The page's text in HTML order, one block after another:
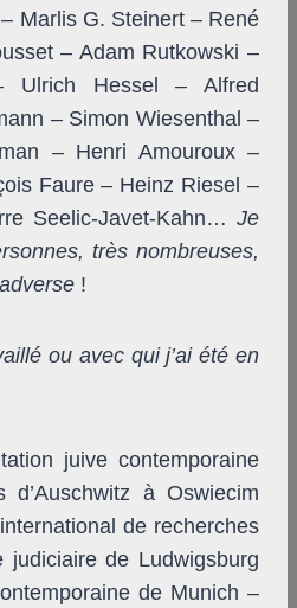
Marlis G. Steinert – René
– Adam Rutkowski –
Ulrich Hessel – Alfred
– Simon Wiesenthal –
– Henri Amouroux –
Faure – Heinz Riesel –
Seelic-Javet-Kahn… Je
très nombreuses,
!
ou avec qui j’ai été en
juive contemporaine
à Oswiecim
de recherches
judiciaire de Ludwigsburg
de Munich –